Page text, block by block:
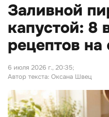
Заливной
капустой: 8
рецептов
6 июля 2026 г., 20:35;
Автор текста: Оксана Швец